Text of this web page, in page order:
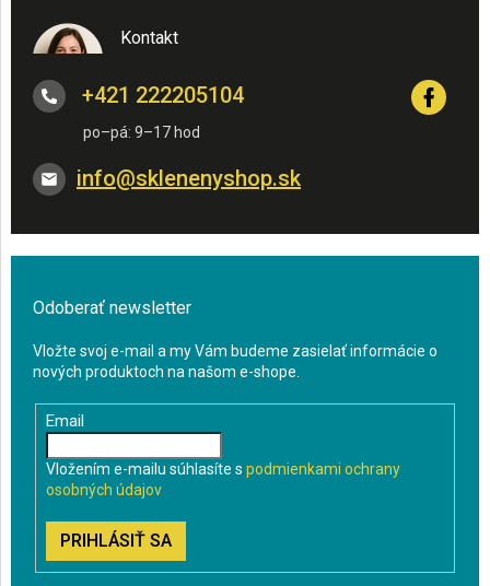
Kontakt
info@sklenenyshop.sk
+421 222205104
Odoberať newsletter
Vložte svoj e-mail a my Vám budeme zasielať informácie o
nových produktoch na našom e-shope.
Email
Vložením e-mailu súhlasíte s podmienkami ochrany
osobných údajov
PRIHLÁSIŤ SA